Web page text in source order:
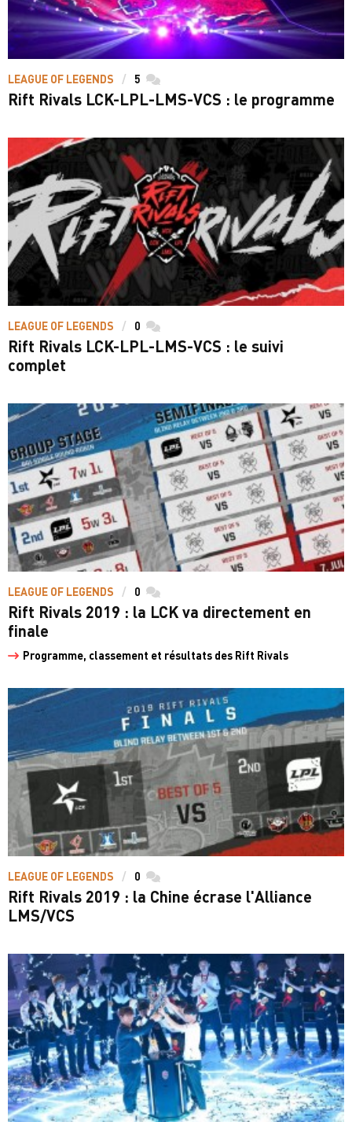
LEAGUE OF LEGENDS 5 commentaires
Rift Rivals LCK-LPL-LMS-VCS : le programme
LEAGUE OF LEGENDS 0 commentaires
Rift Rivals LCK-LPL-LMS-VCS : le suivi
complet
LEAGUE OF LEGENDS 0 commentaires
Rift Rivals 2019 : la LCK va directement en
finale
Programme, classement et résultats des Rift Rivals
LEAGUE OF LEGENDS 0 commentaires
Rift Rivals 2019 : la Chine écrase l'Alliance
LMS/VCS